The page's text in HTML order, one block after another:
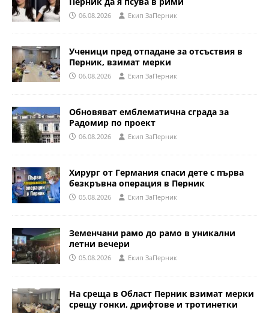
06.08.2026 Eкип ЗаПерник
Ученици пред отпадане за отсъствия в
Перник, взимат мерки
06.08.2026 Eкип ЗаПерник
Обновяват емблематична сграда за
Радомир по проект
06.08.2026 Eкип ЗаПерник
Хирург от Германия спаси дете с първа
безкръвна операция в Перник
05.08.2026 Eкип ЗаПерник
Земенчани рамо до рамо в уникални
летни вечери
05.08.2026 Eкип ЗаПерник
На среща в Област Перник взимат мерки
срещу гонки, дрифтове и тротинетки